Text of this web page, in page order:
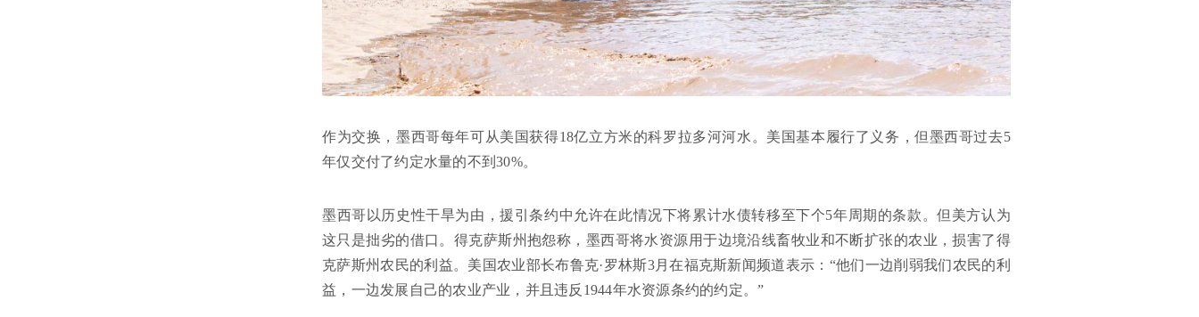
作为交换，墨西哥每年可从美国获得18亿立方米的科罗拉多河河水。美国基本履行了义务，但墨西哥过去5
年仅交付了约定水量的不到30%。
墨西哥以历史性干旱为由，援引条约中允许在此情况下将累计水债转移至下个5年周期的条款。但美方认为
这只是拙劣的借口。得克萨斯州抱怨称，墨西哥将水资源用于边境沿线畜牧业和不断扩张的农业，损害了得
克萨斯州农民的利益。美国农业部长布鲁克·罗林斯3月在福克斯新闻频道表示：“他们一边削弱我们农民的利
益，一边发展自己的农业产业，并且违反1944年水资源条约的约定。”